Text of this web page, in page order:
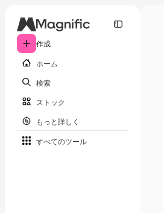
作成
ホーム
検索
ストック
もっと詳しく
すべてのツール